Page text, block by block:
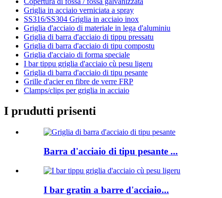
Griglia in acciaio verniciata a spray
SS316/SS304 Griglia in acciaio inox
Griglia d'acciaio di materiale in lega d'aluminiu
Griglia di barra d'acciaio di tippu pressatu
Griglia di barra d'acciaio di tipu compostu
Griglia d'acciaio di forma speciale
I bar tippu griglia d'acciaio cù pesu ligeru
Griglia di barra d'acciaio di tipu pesante
Grille d'acier en fibre de verre FRP
Clamps/clips per griglia in acciaio
I prudutti prisenti
Barra d'acciaio di tipu pesante ...
I bar gratin a barre d'acciaio...